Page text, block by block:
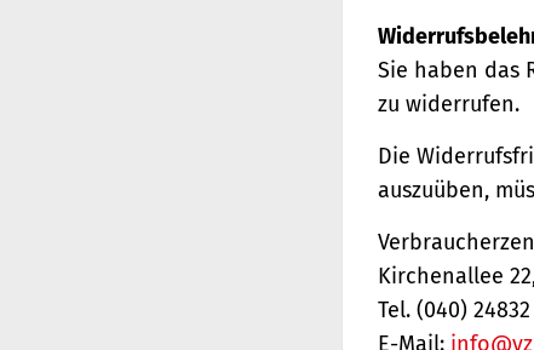
Sie haben das
zu widerrufen.
Die
auszuüben,
Kirchenallee
Tel. (040)
E-Mail: